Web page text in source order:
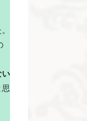
い
思